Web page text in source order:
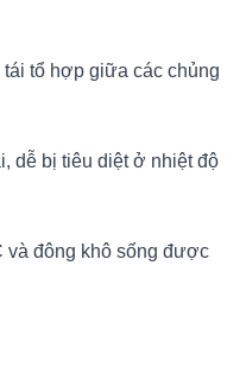
tổ hợp giữa các chủng
dễ bị tiêu diệt ở nhiệt độ
và đông khô sống được